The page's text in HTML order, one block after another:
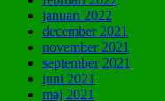
januari 2022
december 2021
november 2021
september 2021
juni 2021
maj 2021